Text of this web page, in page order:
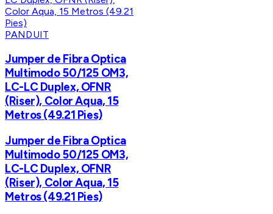
PANDUIT
Jumper de Fibra Optica
Multimodo 50/125 OM3,
LC-LC Duplex, OFNR
(Riser), Color Aqua, 15
Metros (49.21 Pies)
Jumper de Fibra Optica
Multimodo 50/125 OM3,
LC-LC Duplex, OFNR
(Riser), Color Aqua, 15
Metros (49.21 Pies)